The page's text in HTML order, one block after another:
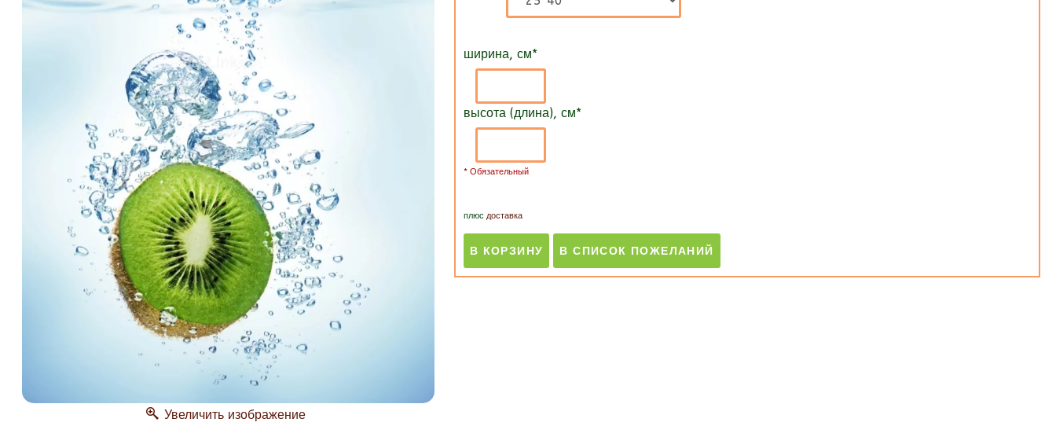
Увеличить изображение
ширина, см*
высота (длина), см*
* Обязательный
плюс доставка